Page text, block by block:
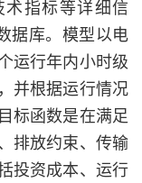
指标等详细信
据库。模型以电
运行年内小时级
并根据运行情况
标函数是在满足
排放约束、传输
投资成本、运行